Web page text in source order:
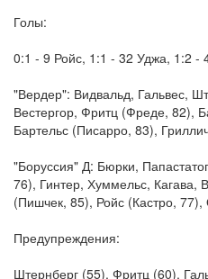
Голы:
0:1 - 9 Ройс, 1:1 - 32 Уджа, 1:2 -
"Вердер": Видвальд, Гальвес,
Вестергор, Фритц (Фреде, 82),
Бартельс (Писарро, 83),
"Боруссия" Д: Бюрки,
76), Гинтер, Хуммельс, Кагава,
(Пишчек, 85), Ройс (Кастро,
Предупреждения:
Штернберг (55), Фритц (60),